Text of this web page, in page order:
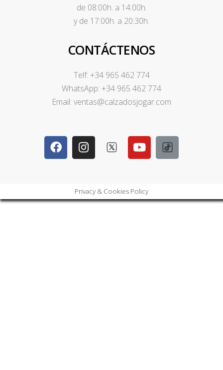
de 08:00h. a 14:00h.
y de 17:00h. a 20:30h.
CONTÁCTENOS
Telf: +34 965 462 774
WhatsApp: +34 965 462 774
Email: ventas@calzadosjogar.com
Privacy & Cookies Policy